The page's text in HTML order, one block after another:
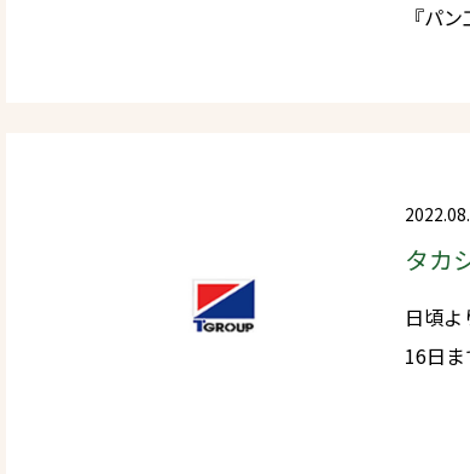
『パ
シェは
す。 当日限りの大特価市！！→春に開催した創業祭は前日から長蛇の列
さら
様に無
タカ
日頃より